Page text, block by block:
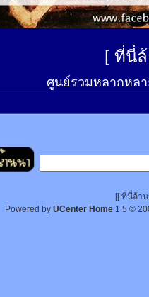
[ ที่นี่
ศูนย์รวมหลากหลา
[[ ที่นี่ล้า
Powered by UCenter Home 1.5 ©